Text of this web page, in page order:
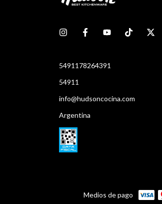
5491178264391
54911
info@hudsoncocina.com
Argentina
Medios de pago